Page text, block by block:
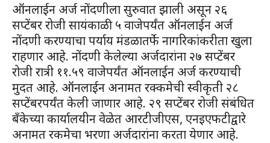
ऑनलाईन अर्ज नोंदणीला सुरुवात झाली असून २६
सप्टेंबर रोजी सायंकाळी ५ वाजेपर्यंत ऑनलाईन अर्ज
नोंदणी करण्याचा पर्याय मंडळातर्फे नागरिकांकरीता खुला
राहणार आहे. नोंदणी केलेल्या अर्जदारांना २७ सप्टेंबर
रोजी रात्री ११.५९ वाजेपर्यंत ऑनलाईन अर्ज करण्याची
मुदत आहे. ऑनलाईन अनामत रक्कमेची स्वीकृती २८
सप्टेंबरपर्यंत केली जाणार आहे. २९ सप्टेंबर रोजी संबंधित
बँकेच्या कार्यालयीन वेळेत आरटीजीएस, एनइएफटीद्वारे
अनामत रकमेचा भरणा अर्जदारांना करता येणार आहे.